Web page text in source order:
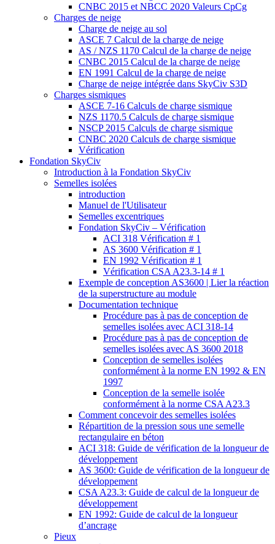
CNBC 2015 et NBCC 2020 Valeurs CpCg
Charges de neige
Charge de neige au sol
ASCE 7 Calcul de la charge de neige
AS / NZS 1170 Calcul de la charge de neige
CNBC 2015 Calcul de la charge de neige
EN 1991 Calcul de la charge de neige
Charge de neige intégrée dans SkyCiv S3D
Charges sismiques
ASCE 7-16 Calculs de charge sismique
NZS 1170.5 Calculs de charge sismique
NSCP 2015 Calculs de charge sismique
CNBC 2020 Calculs de charge sismique
Vérification
Fondation SkyCiv
Introduction à la Fondation SkyCiv
Semelles isolées
introduction
Manuel de l'Utilisateur
Semelles excentriques
Fondation SkyCiv – Vérification
ACI 318 Vérification # 1
AS 3600 Vérification # 1
EN 1992 Vérification # 1
Vérification CSA A23.3-14 # 1
Exemple de conception AS3600 | Lier la réaction
de la superstructure au module
Documentation technique
Procédure pas à pas de conception de
semelles isolées avec ACI 318-14
Procédure pas à pas de conception de
semelles isolées avec AS 3600 2018
Conception de semelles isolées
conformément à la norme EN 1992 & EN
1997
Conception de la semelle isolée
conformément à la norme CSA A23.3
Comment concevoir des semelles isolées
Répartition de la pression sous une semelle
rectangulaire en béton
ACI 318: Guide de vérification de la longueur de
développement
AS 3600: Guide de vérification de la longueur de
développement
CSA A23.3: Guide de calcul de la longueur de
développement
EN 1992: Guide de calcul de la longueur
d’ancrage
Pieux